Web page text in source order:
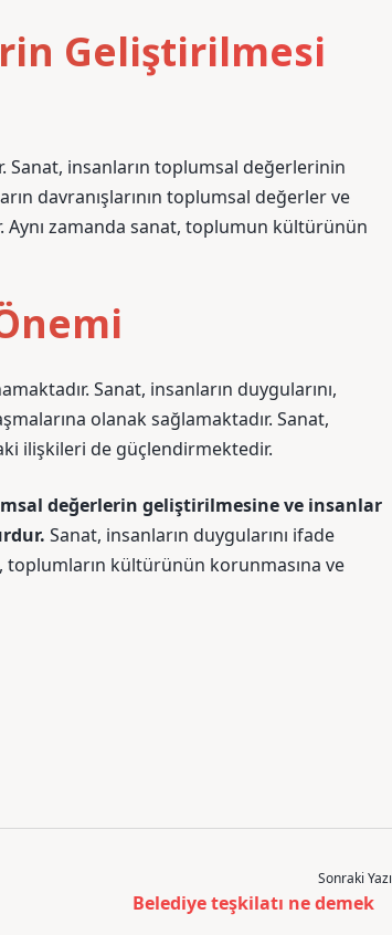
Geliştirilmesi
Sanat, insanların toplumsal değerlerinin
davranışlarının toplumsal değerler ve
Aynı zamanda sanat, toplumun kültürünün
Sanat, insanların duygularını,
olanak sağlamaktadır. Sanat,
ilişkileri de güçlendirmektedir.
değerlerin geliştirilmesine ve insanlar
Sanat, insanların duygularını ifade
kültürünün korunmasına ve
Sonraki Yazı
Belediye teşkilatı ne demek